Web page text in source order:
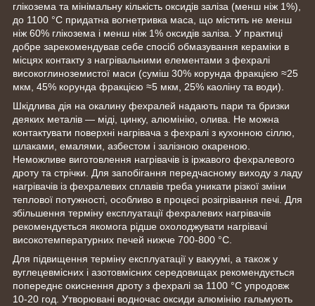
глікозема та мінімальну кількість оксидів заліза (менш ніж 1%),
до 1100 °C придатна вогнетривка маса, що містить не менш
ніж 60% глікозема і менш ніж 1% оксидів заліза. У практиці
добре зарекомендував себе спосіб обмазування кераміки в
місцях контакту з нагрівальними елементами з фехралі
високоглиноземистої маси (суміш 30% корунда фракцією ≈25
мкм, 45% корунда фракцією ≈5 мкм, 25% каоліну та води).
Шкідлива дія на окалину фехралей надають пари та бризки
деяких металів — міді, цинку, алюмінію, олива. Не можна
контактувати поверхні нагрівача з фехралі з кухонною сіллю,
шлаками, емалями, азбестом і залізною окареною.
Неможливе виготовлення нагрівачів із іржавого фехралевого
дроту та стрічки. Для запобігання передчасному виходу з ладу
нагрівачів із фехралевих сплавів треба уникати різкої зміни
теплової потужності, особливо в процесі розігрівання печі. Для
збільшення терміну експлуатації фехралевих нагрівачів
рекомендується якомога рідше охолоджувати нагрівачі
високотемпературних печей нижче 700-800 °C.
Для підвищення терміну експлуатації у вакуумі, а також у
вуглецевмісних і азотовмісних середовищах рекомендується
попереднє окиснення дроту з фехралі за 1100 °C упродовж
10-20 год. Утворювані водночас оксиди алюмінію гальмують